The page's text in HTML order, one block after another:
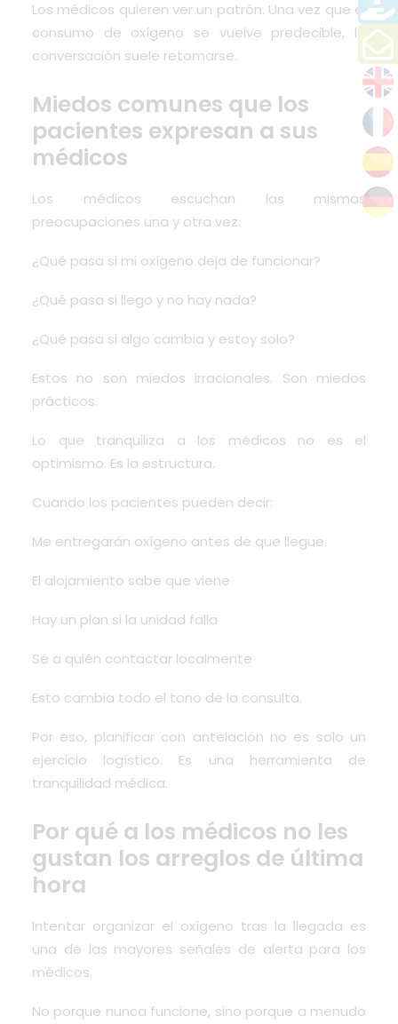
Los médicos quieren ver un patrón. Una vez que el
consumo de oxígeno se vuelve predecible, la
conversación suele retomarse.
Miedos comunes que los
pacientes expresan a sus
médicos
Los médicos escuchan las mismas
preocupaciones una y otra vez.
¿Qué pasa si mi oxígeno deja de funcionar?
¿Qué pasa si llego y no hay nada?
¿Qué pasa si algo cambia y estoy solo?
Estos no son miedos irracionales. Son miedos
prácticos.
Lo que tranquiliza a los médicos no es el
optimismo. Es la estructura.
Cuando los pacientes pueden decir:
Me entregarán oxígeno antes de que llegue.
El alojamiento sabe que viene
Hay un plan si la unidad falla
Sé a quién contactar localmente
Esto cambia todo el tono de la consulta.
Por eso, planificar con antelación no es solo un
ejercicio logístico. Es una herramienta de
tranquilidad médica.
Por qué a los médicos no les
gustan los arreglos de última
hora
Intentar organizar el oxígeno tras la llegada es
una de las mayores señales de alerta para los
médicos.
No porque nunca funcione, sino porque a menudo